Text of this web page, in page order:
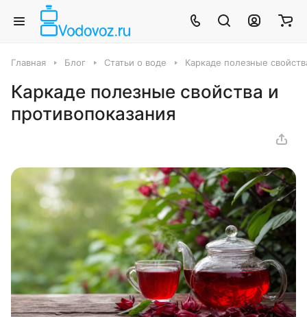
Главная Блог Статьи о воде Каркаде полезные
Каркаде полезные свойства и
противопоказания